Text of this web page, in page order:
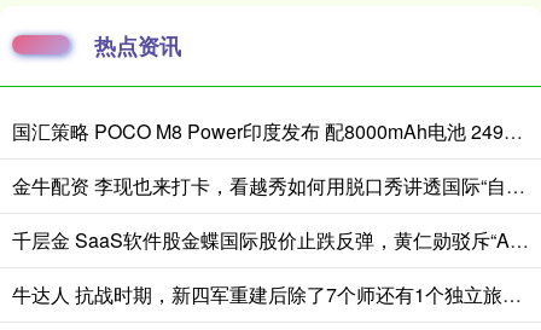
热点资讯
国汇策略 POCO M8 Power印度发布 配8000mAh电池 24999卢比起
金牛配资 李现也来打卡，看越秀如何用脱口秀讲透国际“自然城市”的生态故事
千层金 SaaS软件股金蝶国际股价止跌反弹，黄仁勋驳斥“AI替代软件论”
牛达人 抗战时期，新四军重建后除了7个师还有1个独立旅，旅长是谁？